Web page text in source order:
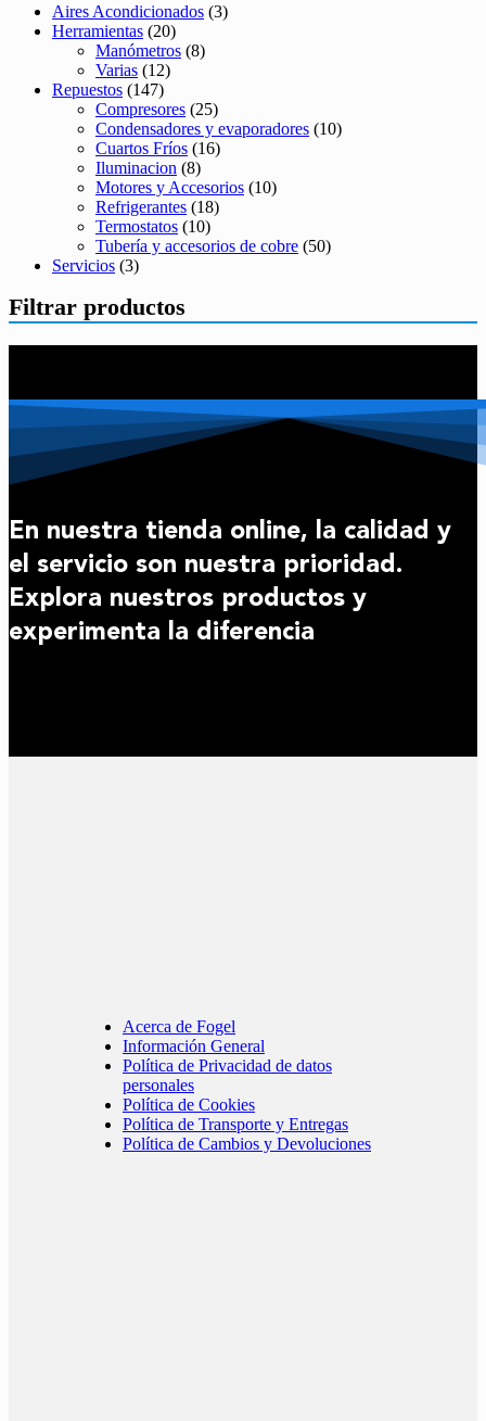
Aires Acondicionados (3)
Herramientas (20)
Manómetros (8)
Varias (12)
Repuestos (147)
Compresores (25)
Condensadores y evaporadores (10)
Cuartos Fríos (16)
Iluminacion (8)
Motores y Accesorios (10)
Refrigerantes (18)
Termostatos (10)
Tubería y accesorios de cobre (50)
Servicios (3)
Filtrar productos
En nuestra tienda online, la calidad y
el servicio son nuestra prioridad.
Explora nuestros productos y
experimenta la diferencia
Acerca de Fogel
Información General
Política de Privacidad de datos
personales
Política de Cookies
Política de Transporte y Entregas
Política de Cambios y Devoluciones